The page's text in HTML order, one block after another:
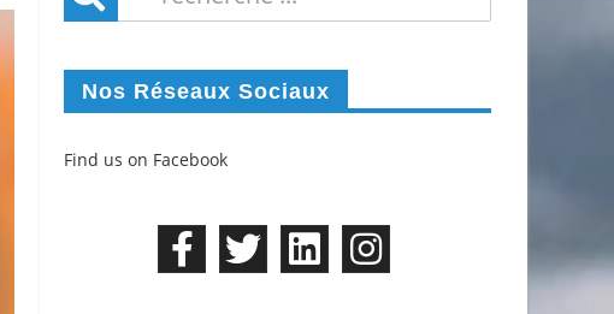
Nos Réseaux Sociaux
Find us on Facebook